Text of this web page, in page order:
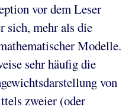
vor dem Leser
sich, mehr als die
Modelle.
sehr häufig die
von
zweier (oder